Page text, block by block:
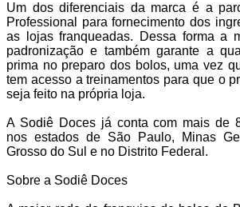
Um dos diferenciais da marca é a
Professional para fornecimento dos
as lojas franqueadas. Dessa forma a
padronização e também garante a
prima no preparo dos bolos, uma vez
tem acesso a treinamentos para que o
seja feito na própria loja.
A Sodiê Doces já conta com mais de
nos estados de São Paulo, Minas
Grosso do Sul e no Distrito Federal.
Sobre a Sodiê Doces